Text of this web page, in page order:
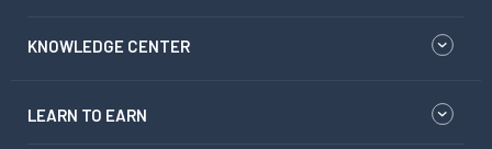
KNOWLEDGE CENTER
LEARN TO EARN